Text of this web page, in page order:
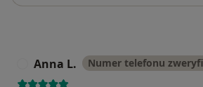
Anna L. Numer telefonu